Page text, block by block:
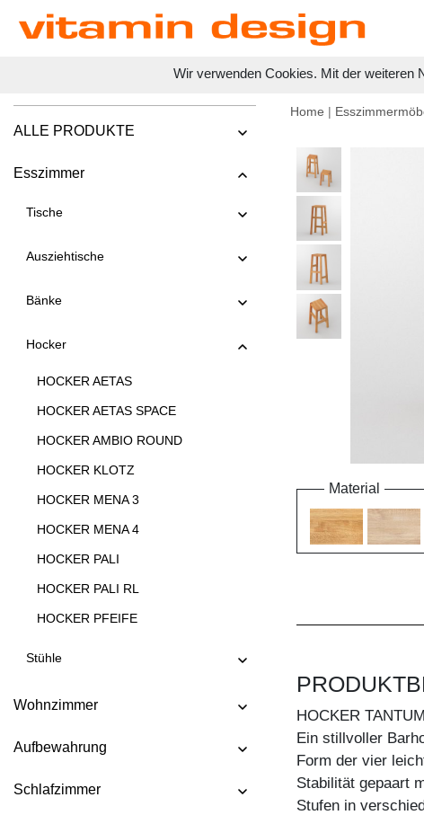
Wir verwenden Cookies. Mit der weiteren
ALLE PRODUKTE
Esszimmer
Tische
Ausziehtische
Bänke
Hocker
HOCKER AETAS
HOCKER AETAS SPACE
HOCKER AMBIO ROUND
HOCKER KLOTZ
HOCKER MENA 3
HOCKER MENA 4
HOCKER PALI
HOCKER PALI RL
HOCKER PFEIFE
HOCKER TANTUM BAR
HOCKER TUBER
Stühle
Wohnzimmer
Aufbewahrung
Schlafzimmer
Home |
Material
HOCKER TANTUM
Ein stillvoller
Form der vier
Stabilität gepaart
Stufen in